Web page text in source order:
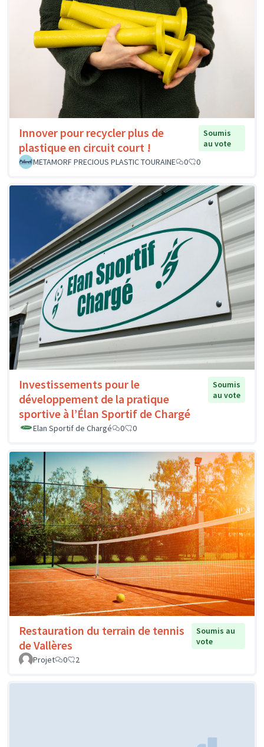
Innover pour recycler plus de
plastique en circuit court !
Soumis
au vote
METAMORF PRECIOUS PLASTIC TOURAINE
0 0
Investissements pour le
développement de la pratique
sportive à l’Élan Sportif de Chargé
Soumis
au vote
Elan Sportif de Chargé 0 0
Restauration du terrain de tennis
de Vallères
Soumis au
vote
Projet
0 2